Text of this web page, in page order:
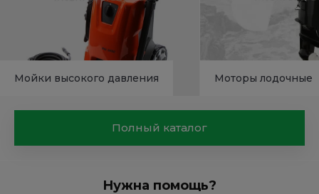
Мойки высокого давления Моторы лодочные
Полный каталог
Нужна помощь?